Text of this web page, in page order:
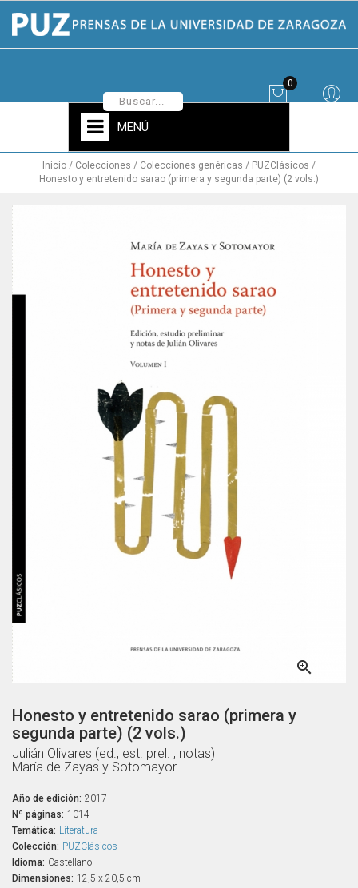
0
MENÚ
Inicio Colecciones Colecciones genéricas
PUZClásicos
Honesto y entretenido sarao (primera y segunda parte) (2 vols.)

Honesto y entretenido sarao (primera y
segunda parte) (2 vols.)
Julián Olivares (ed., est. prel. , notas)
María de Zayas y Sotomayor
Año de edición: 2017
Nº páginas: 1014
Temática: Literatura
Colección: PUZClásicos
Idioma: Castellano
Dimensiones: 12,5 x 20,5 cm